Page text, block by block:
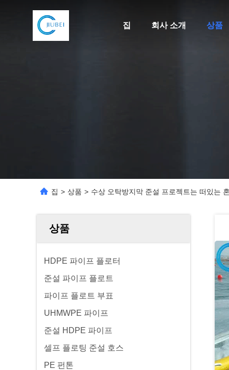
집 회사 소개 상품
집 > 상품 > 수상 오탁방지막 준설 프로젝트는 떠있는
상품
HDPE 파이프 플로터
준설 파이프 플로트
파이프 플로트 부표
UHMWPE 파이프
준설 HDPE 파이프
셀프 플로팅 준설 호스
PE 펀톤